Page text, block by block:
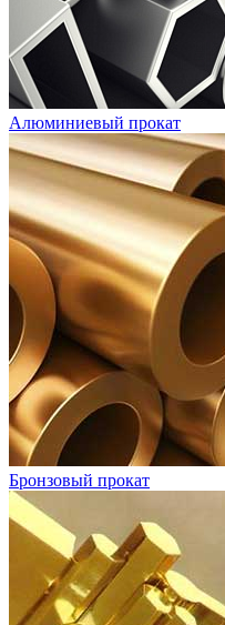
Алюминиевый прокат
Бронзовый прокат